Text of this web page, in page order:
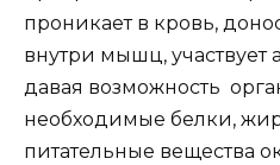
проникает в кровь,
внутри мышц, участвует
давая возможность
необходимые белки,
питательные вещества